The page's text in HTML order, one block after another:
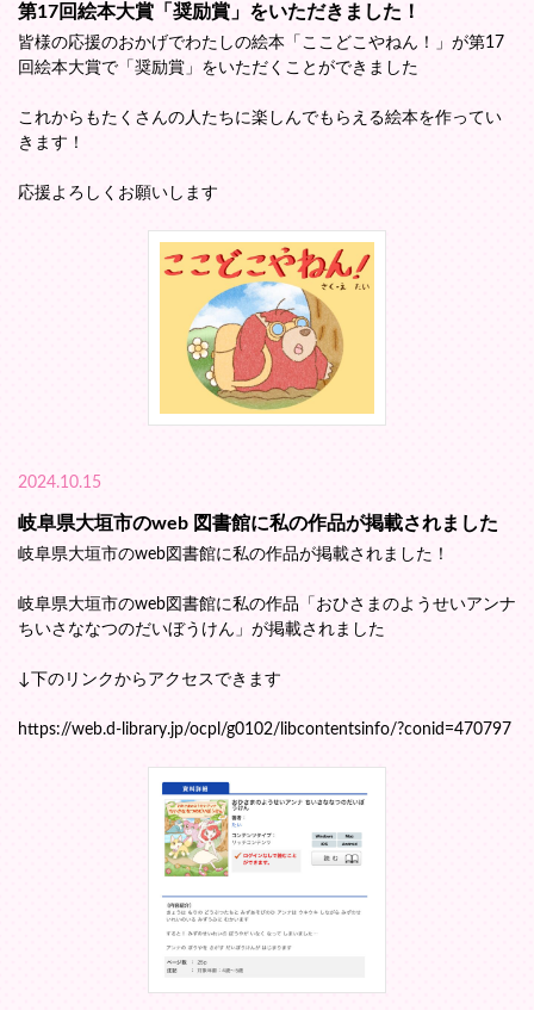
第17回絵本大賞「奨励賞」をいただきました！
皆様の応援のおかげでわたしの絵本「ここどこやねん！」が第17
回絵本大賞で「奨励賞」をいただくことができました
これからもたくさんの人たちに楽しんでもらえる絵本を作ってい
きます！
応援よろしくお願いします
2024.10.15
岐阜県大垣市のweb 図書館に私の作品が掲載されました
岐阜県大垣市のweb図書館に私の作品が掲載されました！
岐阜県大垣市のweb図書館に私の作品「おひさまのようせいアンナ
ちいさななつのだいぼうけん」が掲載されました
↓下のリンクからアクセスできます
https://web.d-library.jp/ocpl/g0102/libcontentsinfo/?conid=470797